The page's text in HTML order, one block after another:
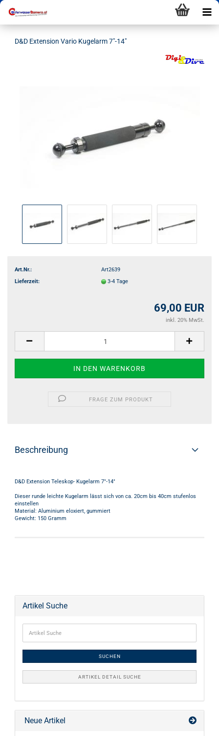
D&D Extension Vario Kugelarm 7"-14"
Art.Nr.:
Art2639
Lieferzeit:
3-4 Tage
69,00 EUR
inkl. 20% MwSt.
FRAGE ZUM PRODUKT
Beschreibung
D&D Extension Teleskop- Kugelarm 7"-14"
Dieser runde leichte Kugelarm lässt sich von ca. 20cm bis 40cm stufenlos
einstellen
Material: Aluminium eloxiert, gummiert
Gewicht: 150 Gramm
Artikel Suche
SUCHEN
ARTIKEL DETAIL SUCHE
Neue Artikel